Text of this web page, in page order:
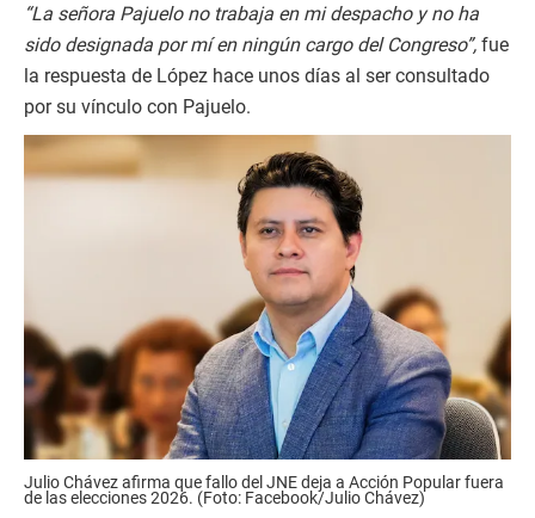
“La señora Pajuelo no trabaja en mi despacho y no ha
sido designada por mí en ningún cargo del Congreso”, fue
la respuesta de López hace unos días al ser consultado
por su vínculo con Pajuelo.
Julio Chávez afirma que fallo del JNE deja a Acción Popular fuera
de las elecciones 2026. (Foto: Facebook/Julio Chávez)